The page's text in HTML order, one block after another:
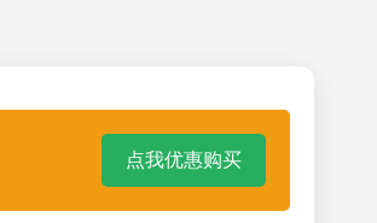
点我优惠购买